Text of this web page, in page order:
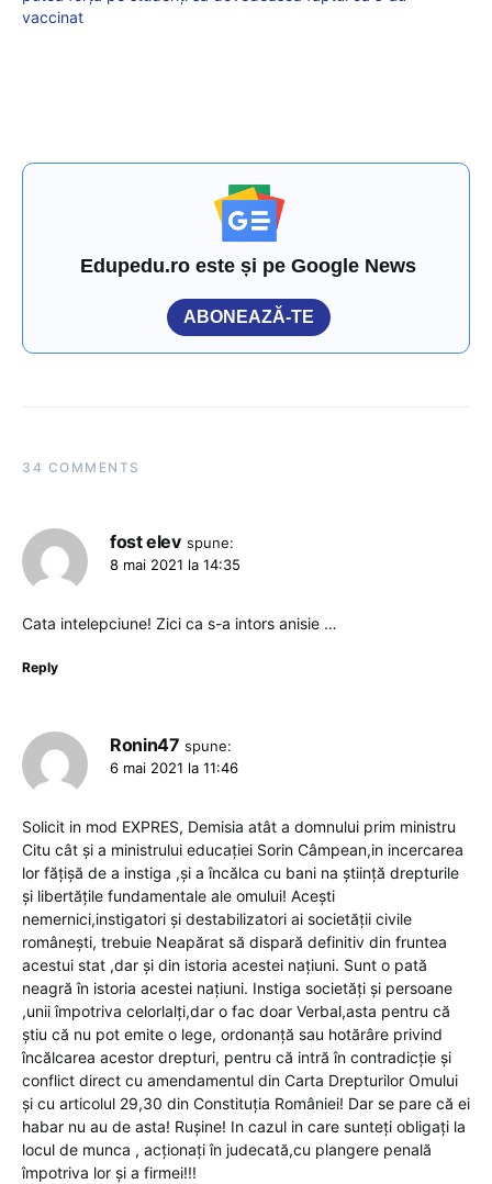
vaccinat
Edupedu.ro este și pe Google News
ABONEAZĂ-TE
34 COMMENTS
fost elev spune:
8 mai 2021 la 14:35
Cata intelepciune! Zici ca s-a intors anisie …
Reply
Ronin47 spune:
6 mai 2021 la 11:46
Solicit in mod EXPRES, Demisia atât a domnului prim ministru
Citu cât și a ministrului educației Sorin Câmpean,in incercarea
lor fățișă de a instiga ,și a încălca cu bani na știință drepturile
și libertățile fundamentale ale omului! Acești
nemernici,instigatori și destabilizatori ai societății civile
românești, trebuie Neapărat să dispară definitiv din fruntea
acestui stat ,dar și din istoria acestei națiuni. Sunt o pată
neagră în istoria acestei națiuni. Instiga societăți și persoane
,unii împotriva celorlalți,dar o fac doar Verbal,asta pentru că
știu că nu pot emite o lege, ordonanță sau hotărâre privind
încălcarea acestor drepturi, pentru că intră în contradicție și
conflict direct cu amendamentul din Carta Drepturilor Omului
și cu articolul 29,30 din Constituția României! Dar se pare că ei
habar nu au de asta! Rușine! In cazul in care sunteți obligați la
locul de munca , acționați în judecată,cu plangere penală
împotriva lor și a firmei!!!